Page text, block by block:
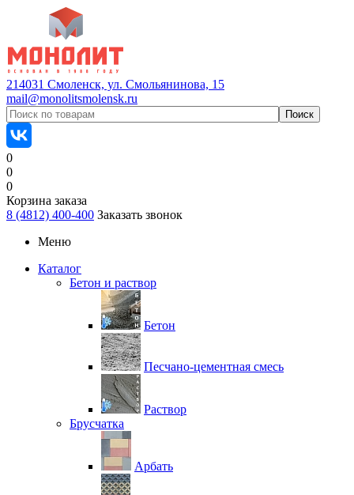
214031 Смоленск, ул. Смольянинова, 15
mail@monolitsmolensk.ru
0
0
0
Корзина заказа
8 (4812) 400-400 Заказать звонок
Меню
Каталог
Бетон и раствор
Бетон
Песчано-цементная смесь
Раствор
Брусчатка
Арбать